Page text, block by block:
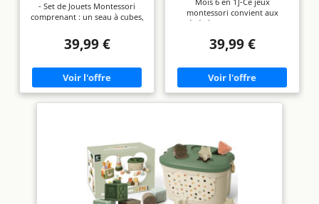
- Set de Jouets Montessori
comprenant : un seau à cubes,
Cubes à empiler sensoriels, un
jeu de tri et empilement en
jouet éducatif stimule les sens
de votre bébé et l'encourage à
découvrir et apprendre en
s'amusant. Chaque activité
mois] - En attrapant, empilant
et triant les cubes ou en tapant
sur le xylophone, votre bébé
développe de manière ludique
sa motricité fine, sa
coordination œil-main, sa
39,99 €
Mois 6 en 1]-Ce jeux
montessori convient aux
bébés à partir de 6 mois et
l’éveil précoce. Le coffret de
gobelets empilables, des
anneaux à empiler, un jouet
boîte à mouchoirs, des balles
sensorielles bebe, un trieur de
mois répond pleinement aux
besoins de développement de
votre bébé à différentes étapes
[Facile à Nettoyer]-Les jeux
bebe 6-9-12 mois en silicone
sont faciles à nettoyer, et les
39,99 €